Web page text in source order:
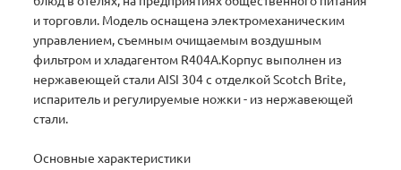
и торговли. Модель оснащена электромеханическим
управлением, съемным очищаемым воздушным
фильтром и хладагентом R404A.Корпус выполнен из
нержавеющей стали AISI 304 с отделкой Scotch Brite,
испаритель и регулируемые ножки - из нержавеющей
стали.
Основные характеристики